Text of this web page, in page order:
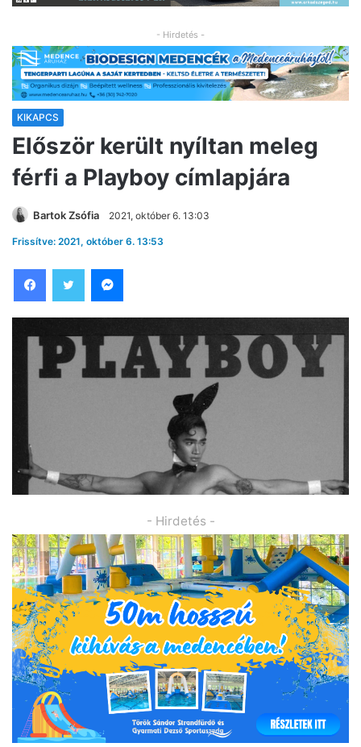
- Hirdetés -
KIKAPCS
Először került nyíltan meleg
férfi a Playboy címlapjára
Bartok Zsófia 2021, október 6. 13:03
Frissítve: 2021, október 6. 13:53
- Hirdetés -